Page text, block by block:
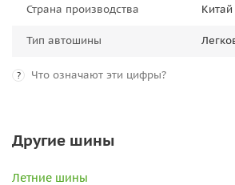
Страна производства Китай
Тип автошины
? Что означают эти цифры?
Другие шины
Летние шины